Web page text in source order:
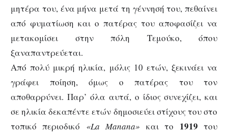
μητέρα του, ένα μήνα μετά τη γέννησή του, πεθαίνει
από φυματίωση και ο πατέρας του αποφασίζει να
μετακομίσει στην πόλη Τεμούκο, όπου
ξαναπαντρεύεται.
Από πολύ μικρή ηλικία, μόλις 10 ετών, ξεκινάει να
γράφει ποίηση, όμως ο πατέρας του τον
αποθαρρύνει. Παρ’ όλα αυτά, ο ίδιος συνεχίζει, και
σε ηλικία δεκαπέντε ετών δημοσιεύει στίχους του στο
τοπικό περιοδικό «La Manana» και το 1919 του